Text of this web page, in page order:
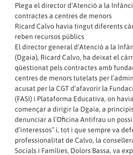
Plega el director d’Atenció a la
contractes a centres de menors
Ricard Calvo havia tingut diferents
reben recursos públics
El director general d’Atenció a la
(Dgaia), Ricard Calvo, ha deixat el
qüestionat pels contractes amb
centres de menors tutelats per
acusat per la CGT d’afavorir la
(FASI) i Plataforma Educativa, on
començar a dirigir la Dgaia, a principis
denunciar a l’Oficina Antifrau un
d’interessos” i, tot i que sempre va
professionalitat de Calvo, la
Socials i Famílies, Dolors Bassa, va